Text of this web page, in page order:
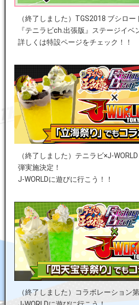
（終了しました）TGS2018 ブシロー
『テニラビch.出張版』ステージイベ
詳しくは特設ページをチェック！！
（終了しました）テニラビ×J-
弾実施決定！
J-WORLDに遊びに行こう！！
（終了しました）コラボレーション